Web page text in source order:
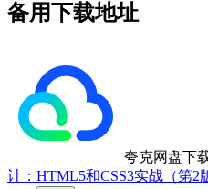
备用下载地址
夸克网盘下
计：HTML5和CSS3实战（第2